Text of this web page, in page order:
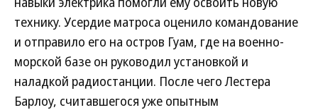
технику. Усердие матроса оценило командование
и отправило его на остров Гуам, где на военно-
морской базе он руководил установкой и
наладкой радиостанции. После чего Лестера
Барлоу, считавшегося уже опытным